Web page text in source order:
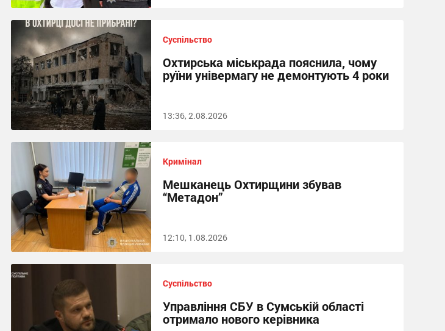
Суспільство
Охтирська міськрада пояснила, чому
руїни універмагу не демонтують 4 роки
13:36, 2.08.2026
Кримінал
Мешканець Охтирщини збував
“Метадон”
12:10, 1.08.2026
Суспільство
Управління СБУ в Сумській області
отримало нового керівника